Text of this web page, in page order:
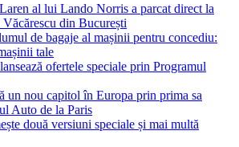
al lui Lando Norris a parcat direct la
din București
de bagaje al mașinii pentru concediu:
tale
ofertele speciale prin Programul
un nou capitol în Europa prin prima sa
Auto de la Paris
două versiuni speciale și mai multă